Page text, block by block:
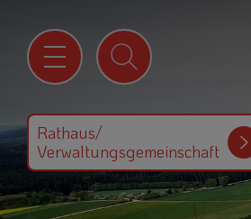
Rathaus/
Verwaltungsgemeinschaft